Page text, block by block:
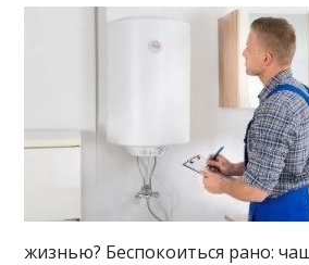
жизнью? Беспокоиться рано: